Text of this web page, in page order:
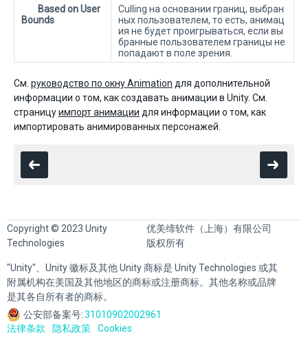
Based on User
Bounds
Culling на основании границ, выбран
ных пользователем, то есть, анимац
ия не будет проигрываться, если вы
бранные пользователем границы не
попадают в поле зрения.
См. руководство по окну Animation для дополнительной
информации о том, как создавать анимации в Unity. См.
страницуимпорт анимации для информации о том, как
импортировать анимированных персонажей.
Copyright © 2023 Unity
Technologies
优美缔软件（上海）有限公司
版权所有
"Unity"、Unity 徽标及其他 Unity 商标是 Unity Technologies 或其
附属机构在美国及其他地区的商标或注册商标。其他名称或品牌
是其各自所有者的商标。
公安部备案号:31010902002961
法律条款
隐私政策 Cookies